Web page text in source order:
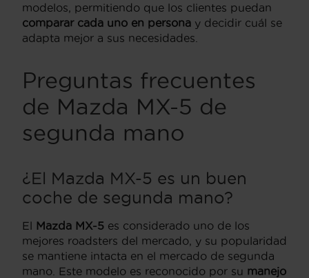
modelos, permitiendo que los clientes puedan
comparar cada uno en persona y decidir cuál se
adapta mejor a sus necesidades.
Preguntas frecuentes
de Mazda MX-5 de
segunda mano
¿El Mazda MX-5 es un buen
coche de segunda mano?
El Mazda MX-5 es considerado uno de los
mejores roadsters del mercado, y su popularidad
se mantiene intacta en el mercado de segunda
mano. Este modelo es reconocido por su manejo